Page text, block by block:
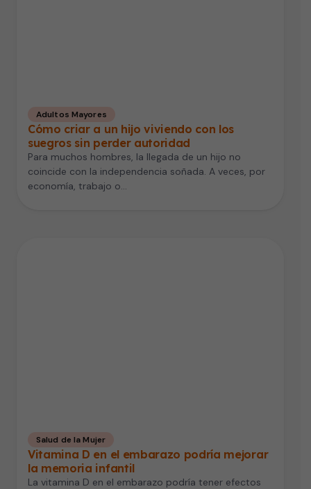
Adultos Mayores
Cómo criar a un hijo viviendo con los
suegros sin perder autoridad
Para muchos hombres, la llegada de un hijo no
coincide con la independencia soñada. A veces, por
economía, trabajo o…
Salud de la Mujer
Vitamina D en el embarazo podría mejorar
la memoria infantil
La vitamina D en el embarazo podría tener efectos